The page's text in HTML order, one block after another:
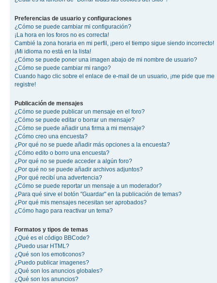
Preferencias de usuario y configuraciones
¿Cómo se puede cambiar mi configuración?
¡La hora en los foros no es correcta!
Cambié la zona horaria en mi perfil, ¡pero el tiempo sigue siendo incorrecto!
¡Mi idioma no está en la lista!
¿Cómo se puede poner una imagen abajo de mi nombre de usuario?
¿Cómo se puede cambiar mi rango?
Cuando hago clic sobre el enlace de e-mail de un usuario, ¡me pide que me
registre!
Publicación de mensajes
¿Cómo se puede publicar un mensaje en el foro?
¿Cómo se puede editar o borrar un mensaje?
¿Cómo se puede añadir una firma a mi mensaje?
¿Cómo creo una encuesta?
¿Por qué no se puede añadir más opciones a la encuesta?
¿Cómo edito o borro una encuesta?
¿Por qué no se puede acceder a algún foro?
¿Por qué no se puede añadir archivos adjuntos?
¿Por qué recibí una advertencia?
¿Cómo se puede reportar un mensaje a un moderador?
¿Para qué sirve el botón "Guardar" en la publicación de temas?
¿Por qué mis mensajes necesitan ser aprobados?
¿Cómo hago para reactivar un tema?
Formatos y tipos de temas
¿Qué es el código BBCode?
¿Puedo usar HTML?
¿Qué son los emoticonos?
¿Puedo publicar imagenes?
¿Qué son los anuncios globales?
¿Qué son los anuncios?